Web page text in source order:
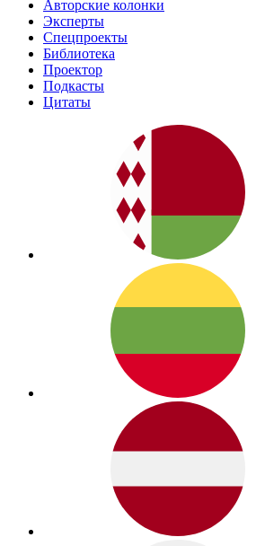
Авторские колонки
Эксперты
Спецпроекты
Библиотека
Проектор
Подкасты
Цитаты